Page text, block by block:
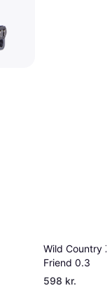
Wild Country
Friend 0.3
598 kr.